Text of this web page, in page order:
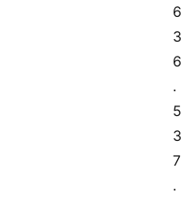
6
3
6
.
5
3
7
.